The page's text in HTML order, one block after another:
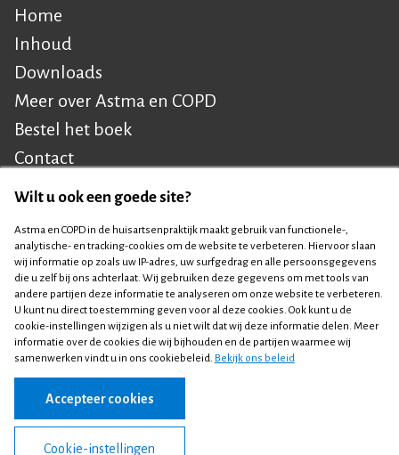
Hoofdnavigatie
Home
Inhoud
Downloads
Meer over Astma en COPD
Bestel het boek
Contact
Footer
navigation
Privacy disclaimer
Copyright 2026 - Samenwerkingsverband Nederlandse Huisartsen
Genootschap en Prelum
Wilt u ook een goede site?
Astma en COPD in de huisartsenpraktijk maakt gebruik van functionele-,
analytische- en tracking-cookies om de website te verbeteren. Hiervoor slaan
wij informatie op zoals uw IP-adres, uw surfgedrag en alle persoonsgegevens
die u zelf bij ons achterlaat. Wij gebruiken deze gegevens om met tools van
andere partijen deze informatie te analyseren om onze website te verbeteren.
U kunt nu direct toestemming geven voor al deze cookies. Ook kunt u de
cookie-instellingen wijzigen als u niet wilt dat wij deze informatie delen. Meer
informatie over de cookies die wij bijhouden en de partijen waarmee wij
samenwerken vindt u in ons cookiebeleid. Bekijk ons beleid
Accepteer cookies
Cookie-instellingen